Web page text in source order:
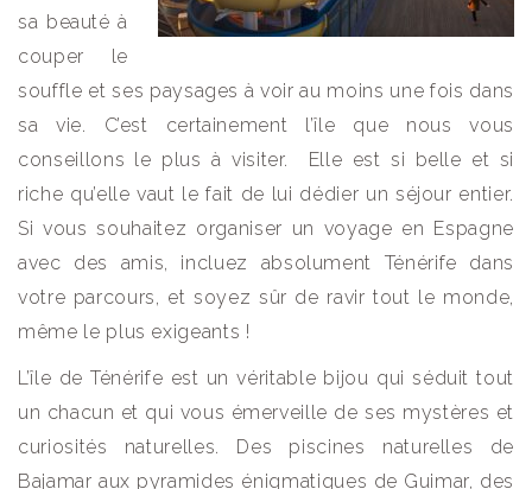
sa beauté à
couper le
souffle et ses paysages à voir au moins une fois dans
sa vie. C’est certainement l’île que nous vous
conseillons le plus à visiter. Elle est si belle et si
riche qu’elle vaut le fait de lui dédier un séjour entier.
Si vous souhaitez organiser un voyage en Espagne
avec des amis, incluez absolument Ténérife dans
votre parcours, et soyez sûr de ravir tout le monde,
même le plus exigeants !
L’île de Ténérife est un véritable bijou qui séduit tout
un chacun et qui vous émerveille de ses mystères et
curiosités naturelles. Des piscines naturelles de
Bajamar aux pyramides énigmatiques de Guimar, des